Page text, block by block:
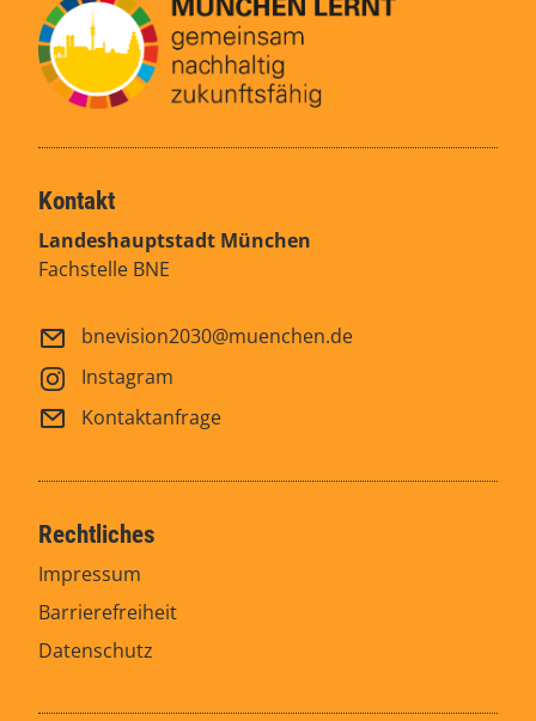
Kontakt
Landeshauptstadt München
Fachstelle BNE
bnevision2030@muenchen.de
Instagram
Kontaktanfrage
Rechtliches
Impressum
Barrierefreiheit
Datenschutz